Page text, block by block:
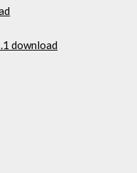
download